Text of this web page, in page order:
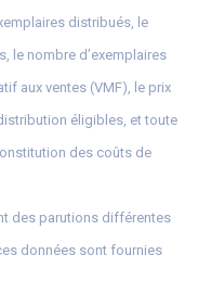
distribués, le
le nombre d’exemplaires
aux ventes (VMF), le prix
éligibles, et toute
des coûts de
des parutions différentes
données sont fournies